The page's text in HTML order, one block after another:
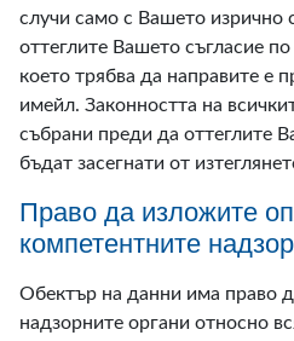
случи само с Вашето изрично
оттеглите Вашето съгласие
което трябва да направите е
имейл. Законността на
събрани преди да оттеглите
бъдат засегнати от
Право да изложите
компетентните
Обектър на данни има право
надзорните органи относно